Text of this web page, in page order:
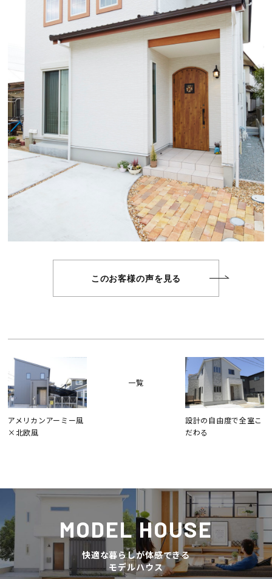
このお客様の声を見る
アメリカンアーミー風
×北欧風
一覧
設計の自由度で全室こ
だわる
MODEL HOUSE
快適な暮らしが体感できる
モデルハウス